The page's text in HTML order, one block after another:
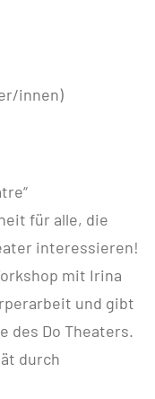
innen)
für alle, die
interessieren!
mit Irina
und gibt
des Do Theaters.
durch